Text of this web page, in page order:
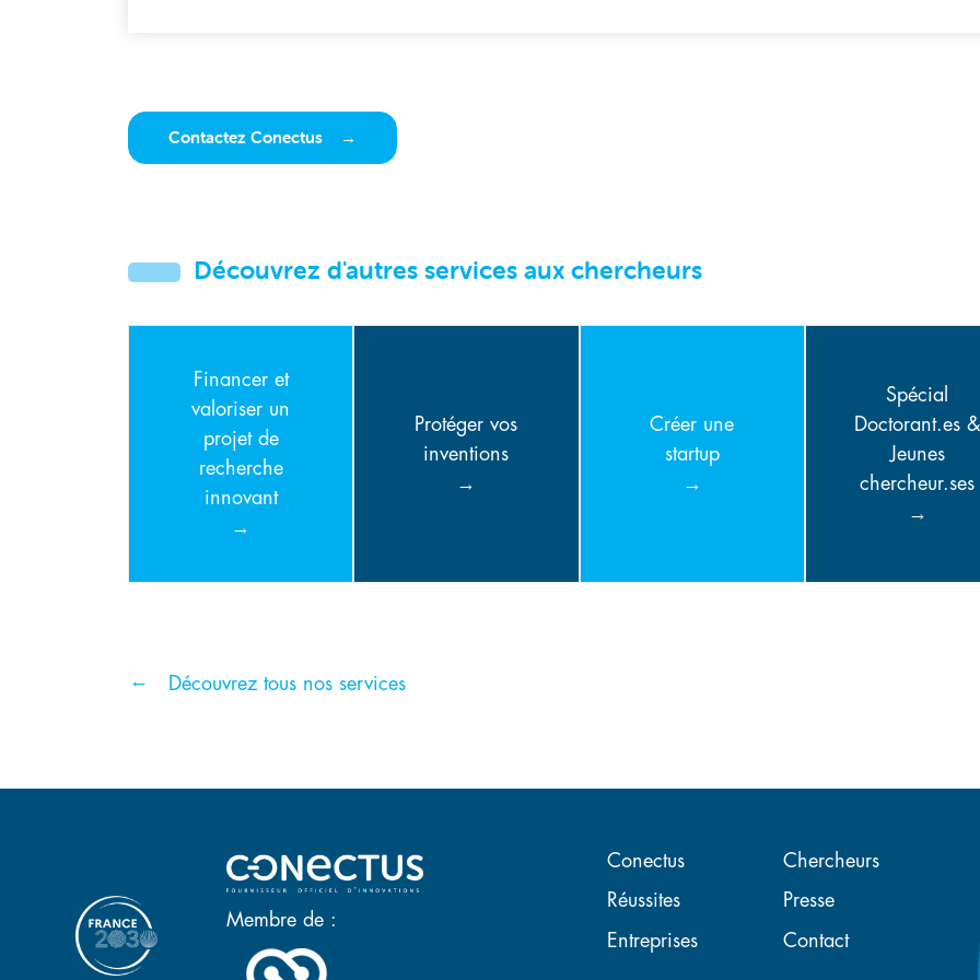
Contactez Conectus
Découvrez d'autres services aux chercheurs
Financer et
valoriser un
projet de
recherche
innovant
Protéger vos
inventions
Créer une
startup
Spécial
Doctorant.es &
Jeunes
chercheur.ses
Découvrez tous nos services
Membre de :
Navigation principale
Conectus
Réussites
Entreprises
Chercheurs
Presse
Contact